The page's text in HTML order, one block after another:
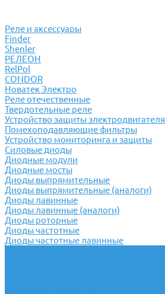
Реле и аксессуары
Finder
Shenler
РЕЛЕОН
RelPol
CONDOR
Новатек Электро
Реле отечественные
Твердотельные реле
Устройство защиты электродвигателя
Помехоподавляющие фильтры
Устройство мониторинга и защиты
Силовые диоды
Диодные модули
Диодные мосты
Диоды выпрямительные
Диоды выпрямительные (аналоги)
Диоды лавинные
Диоды лавинные (аналоги)
Диоды роторные
Диоды частотные
Диоды частотные лавинные